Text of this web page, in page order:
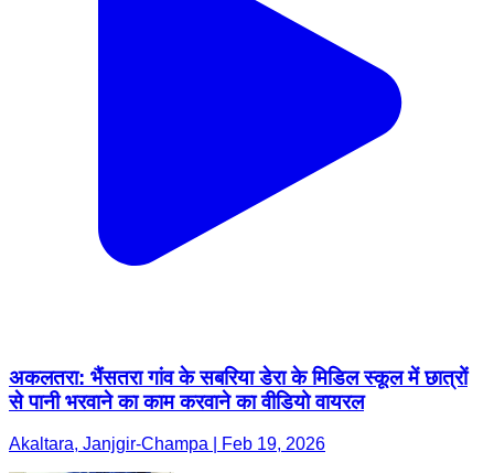
अकलतरा: भैंसतरा गांव के सबरिया डेरा के मिडिल स्कूल में छात्रों
से पानी भरवाने का काम करवाने का वीडियो वायरल
Akaltara, Janjgir-Champa | Feb 19, 2026